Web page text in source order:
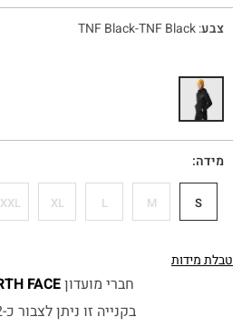
צבע:
TNF Black-TNF Black
מידה
S
M
L
XL
XXL
טבלת מידות
חברי מועדוןTHE NORTH FACE
בקנייה זו ניתן לצבור כ-22 נקודות